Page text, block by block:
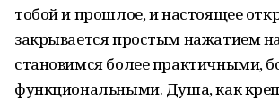
тобой и прошлое, и настоящее
закрывается простым нажатием
становимся более практичными,
функциональными. Душа, как